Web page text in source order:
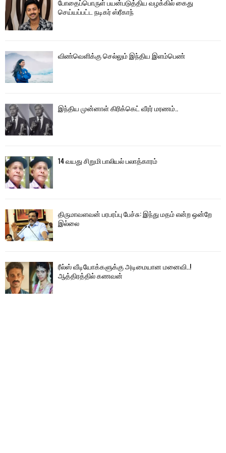
போதைப்பொருள் பயன்படுத்திய வழக்கில் கைது
செய்யப்பட்ட நடிகர் ஸ்ரீகாந்
விண்வெளிக்கு செல்லும் இந்திய இளம்பெண்
இந்திய முன்னாள் கிரிக்கெட் வீரர் மரணம்..
14 வயது சிறுமி பாலியல் பலாத்காரம்
திருமாவளவன் பரபரப்பு பேச்சு: இந்து மதம் என்ற ஒன்றே
இல்லை
ரீல்ஸ் வீடியோக்களுக்கு அடிமையான மனைவி..!
ஆத்திரத்தில் கணவன்